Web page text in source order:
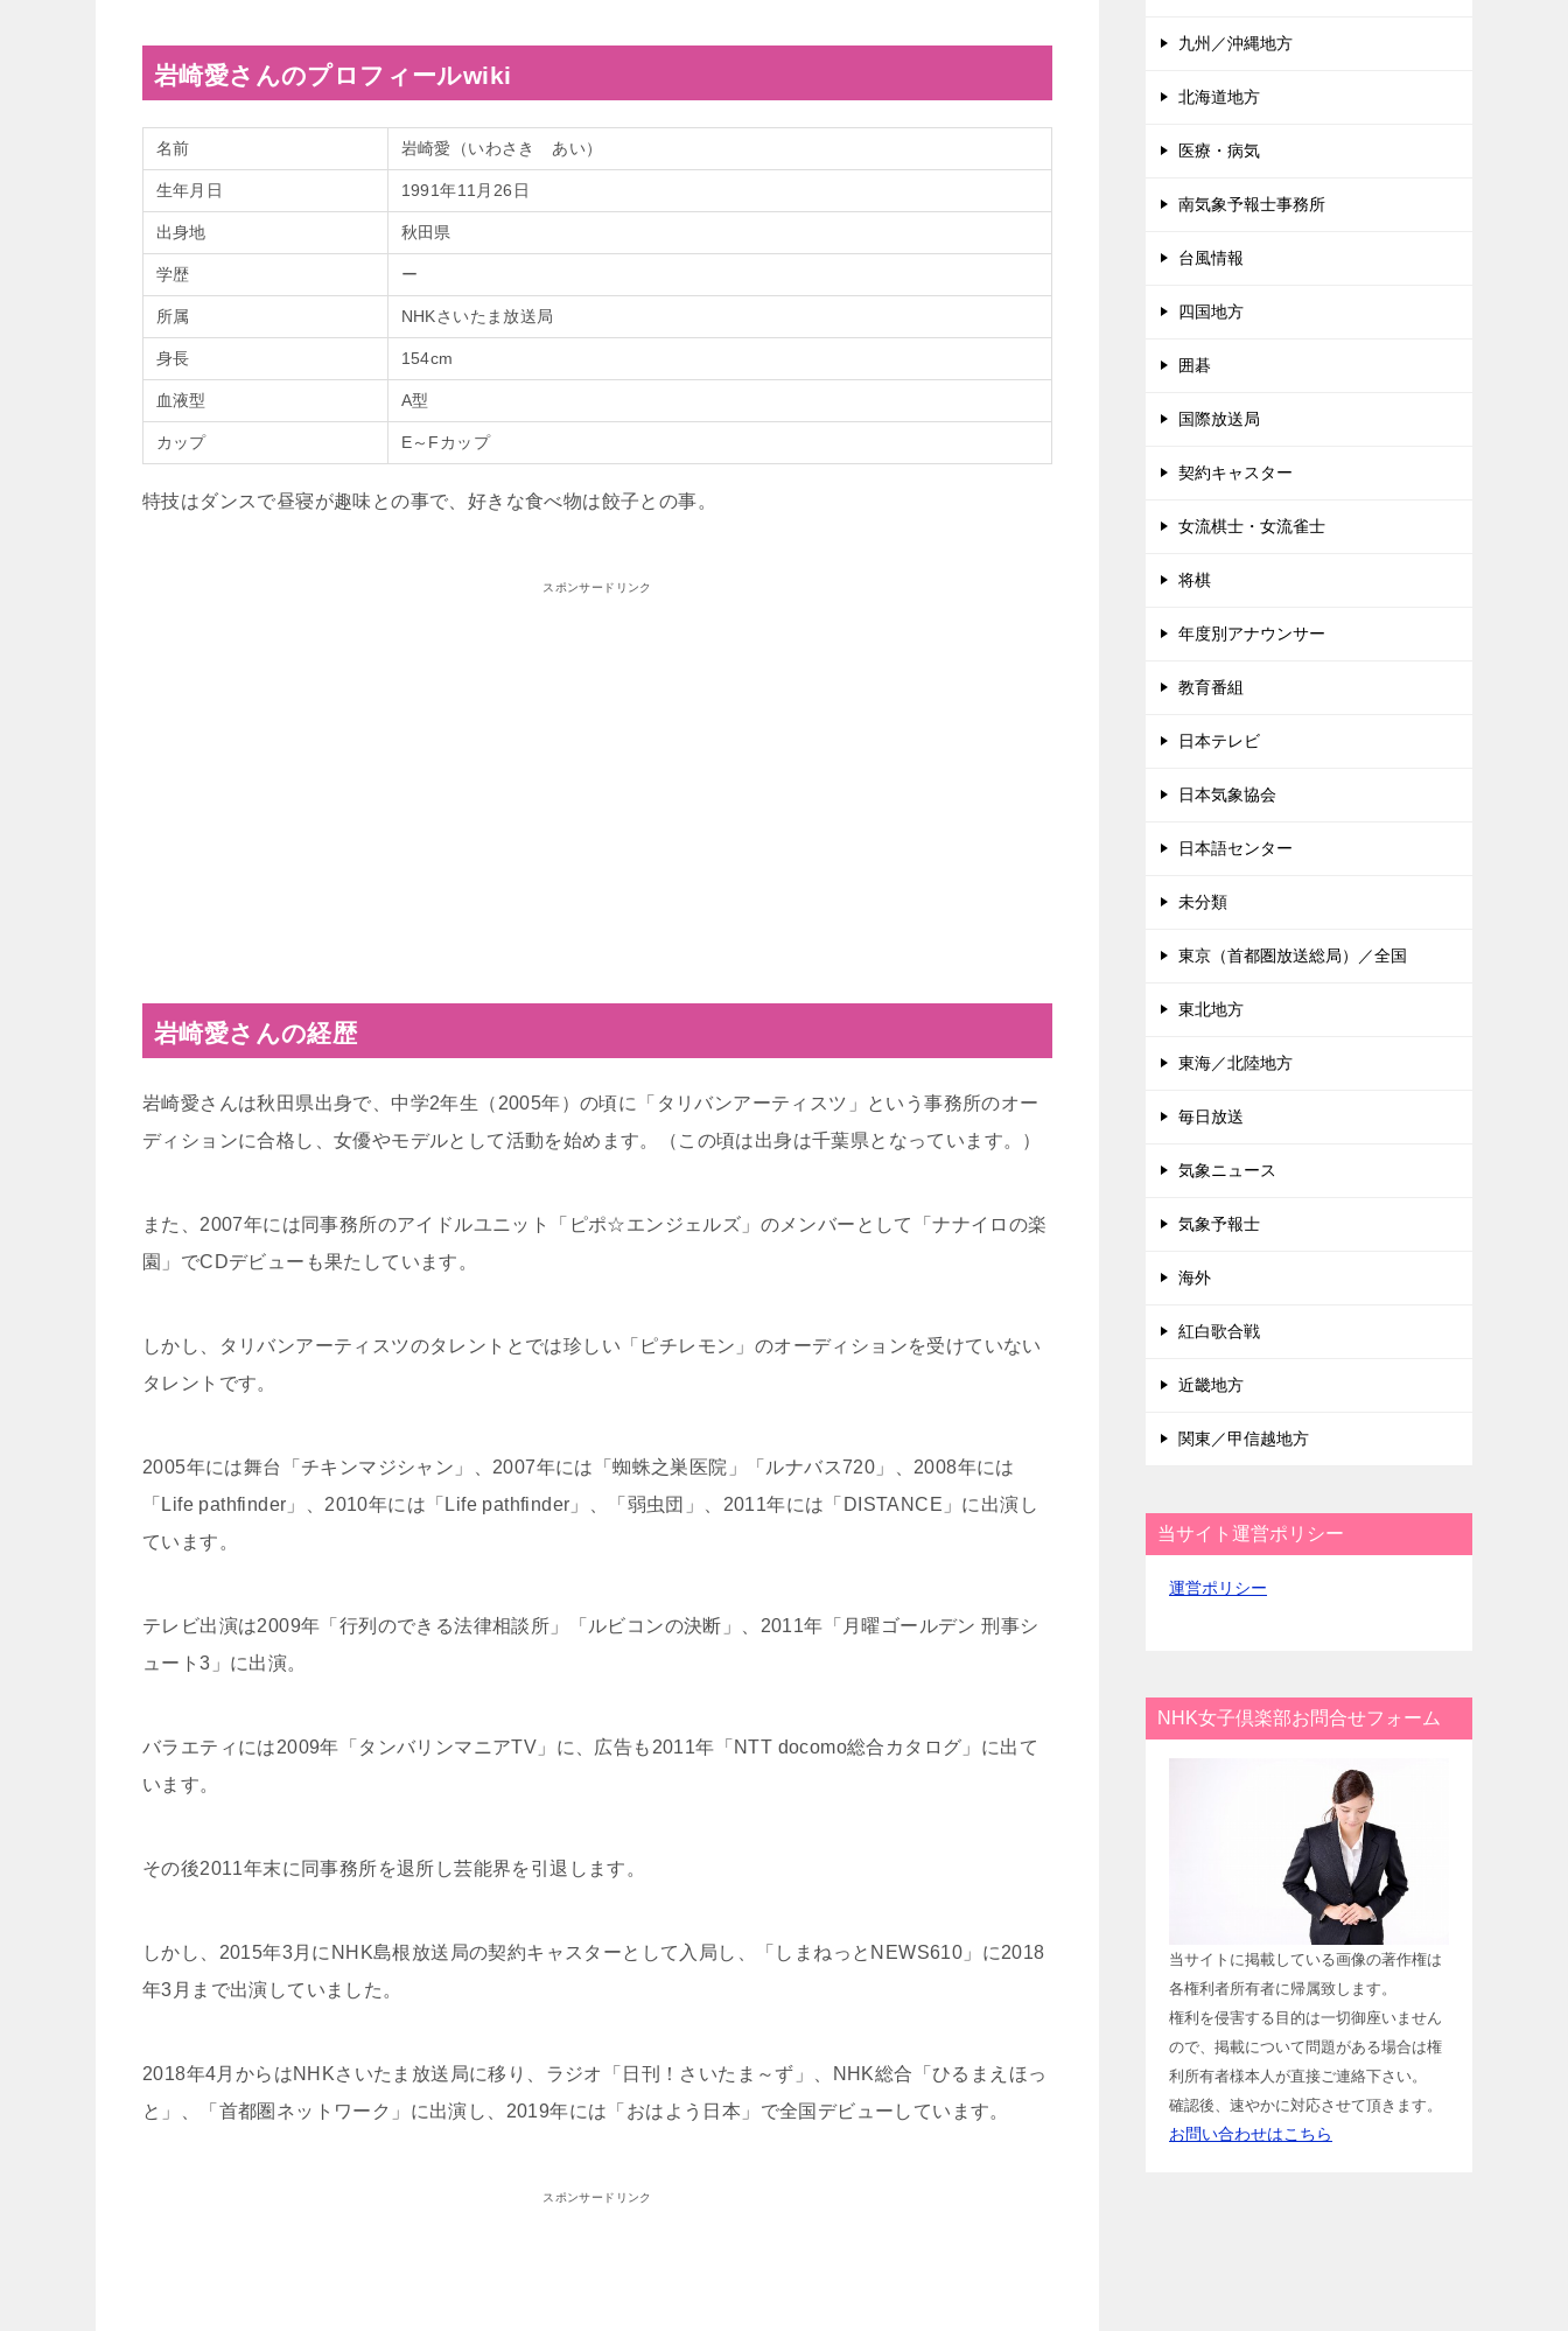
岩崎愛さんのプロフィールwiki
名前 岩崎愛（いわさき あい）
生年月日 1991年11月26日
出身地 秋田県
学歴 ー
所属 NHKさいたま放送局
身長 154cm
血液型 A型
カップ E～Fカップ
特技はダンスで昼寝が趣味との事で、好きな食べ物は餃子との事。
スポンサードリンク
岩崎愛さんの経歴
岩崎愛さんは秋田県出身で、中学2年生（2005年）の頃に「タリバンアーティスツ」という事務所のオー
ディションに合格し、女優やモデルとして活動を始めます。（この頃は出身は千葉県となっています。）
また、2007年には同事務所のアイドルユニット「ピポ☆エンジェルズ」のメンバーとして「ナナイロの楽
園」でCDデビューも果たしています。
しかし、タリバンアーティスツのタレントとでは珍しい「ピチレモン」のオーディションを受けていない
タレントです。
2005年には舞台「 チキンマジシャン 」、2007年には「蜘蛛之巣医院 」「 ルナバス720 」、2008年には
「 Life pathfinder 」、2010年には「 Life pathfinder 」、「 弱虫団 」、2011年には「 DISTANCE 」に出演し
ています。
テレビ出演は2009年「行列のできる法律相談所」「ルビコンの決断」、2011年「月曜ゴールデン 刑事シ
ュート3」に出演。
バラエティには2009年「タンバリンマニアTV」に、広告も2011年「NTT docomo総合カタログ」に出て
います。
その後2011年末に同事務所を退所し芸能界を引退します。
しかし、2015年3月にNHK島根放送局の契約キャスターとして入局し、「しまねっとNEWS610」に2018
年3月まで出演していました。
2018年4月からはNHKさいたま放送局に移り、ラジオ「日刊！さいたま～ず」、NHK総合「ひるまえほっ
と」、「首都圏ネットワーク」に出演し、2019年には「おはよう日本」で全国デビューしています。
スポンサードリンク
九州／沖縄地方
北海道地方
医療・病気
南気象予報士事務所
台風情報
四国地方
囲碁
国際放送局
契約キャスター
女流棋士・女流雀士
将棋
年度別アナウンサー
教育番組
日本テレビ
日本気象協会
日本語センター
未分類
東京（首都圏放送総局）／全国
東北地方
東海／北陸地方
毎日放送
気象ニュース
気象予報士
海外
紅白歌合戦
近畿地方
関東／甲信越地方
当サイト運営ポリシー
運営ポリシー
NHK女子倶楽部お問合せフォーム
当サイトに掲載している画像の著作権は
各権利者所有者に帰属致します。
権利を侵害する目的は一切御座いません
ので、掲載について問題がある場合は権
利所有者様本人が直接ご連絡下さい。
確認後、速やかに対応させて頂きます。
お問い合わせはこちら